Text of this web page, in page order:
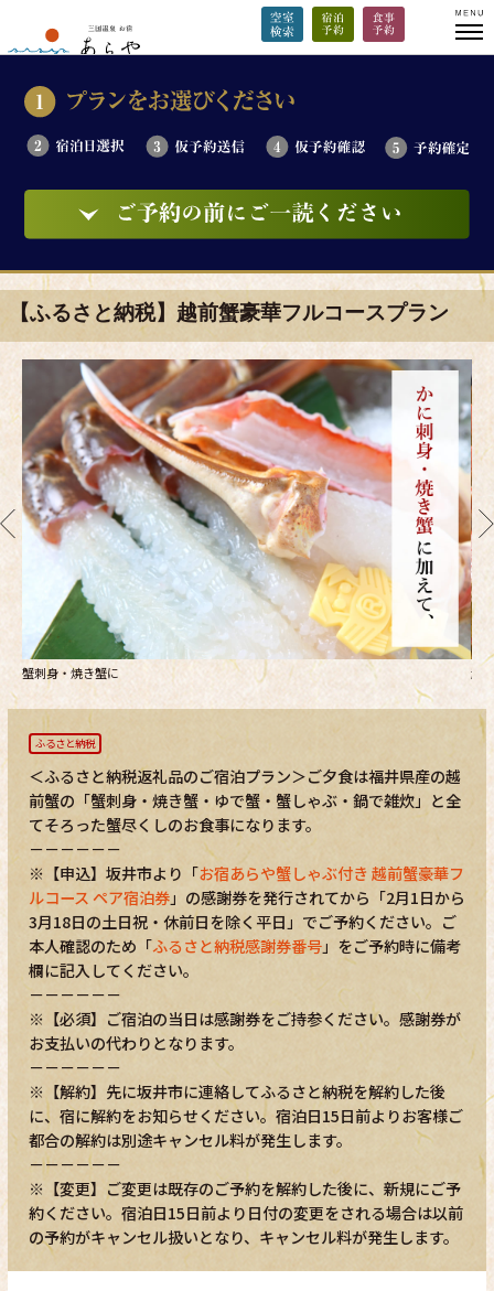
【ふるさと納税】越前蟹豪華フルコースプラン
蟹刺身・焼き蟹に 越
ふるさと納税
＜ふるさと納税返礼品のご宿泊プラン＞ご夕食は福井県産の越
前蟹の「蟹刺身・焼き蟹・ゆで蟹・蟹しゃぶ・鍋で雑炊」と全
てそろった蟹尽くしのお食事になります。
－－－－－－
※【申込】坂井市より「お宿あらや蟹しゃぶ付き 越前蟹豪華フ
ルコース ペア宿泊券」の感謝券を発行されてから「2月1日から
3月18日の土日祝・休前日を除く平日」でご予約ください。ご
本人確認のため「ふるさと納税感謝券番号」をご予約時に備考
欄に記入してください。
－－－－－－
※【必須】ご宿泊の当日は感謝券をご持参ください。感謝券が
お支払いの代わりとなります。
－－－－－－
※【解約】先に坂井市に連絡してふるさと納税を解約した後
に、宿に解約をお知らせください。宿泊日15日前よりお客様ご
都合の解約は別途キャンセル料が発生します。
－－－－－－
※【変更】ご変更は既存のご予約を解約した後に、新規にご予
約ください。宿泊日15日前より日付の変更をされる場合は以前
の予約がキャンセル扱いとなり、キャンセル料が発生します。